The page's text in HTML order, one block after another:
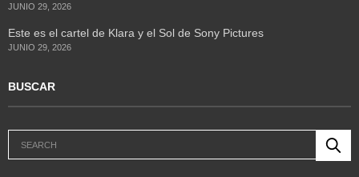
JUNIO 29, 2026
Este es el cartel de Klara y el Sol de Sony Pictures
JUNIO 29, 2026
BUSCAR